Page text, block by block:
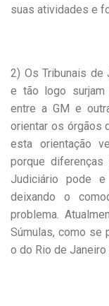
suas atividades e
2) Os Tribunais
e tão logo
entre a GM e
orientar os órgãos
esta orientação
porque diferenças
Judiciário pode
deixando o
problema.
Súmulas, como se
o do Rio de